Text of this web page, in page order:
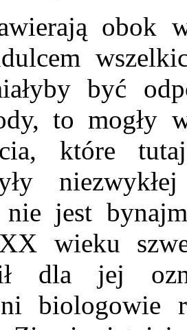
obok
być
to mogły
które
nie jest
wieku
dla jej